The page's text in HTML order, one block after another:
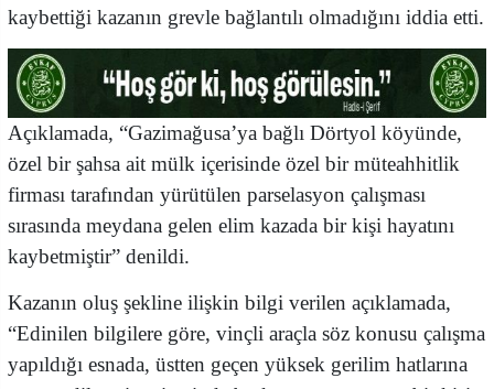
kaybettiği kazanın grevle bağlantılı olmadığını iddia etti.
Açıklamada, “Gazimağusa’ya bağlı Dörtyol köyünde,
özel bir şahsa ait mülk içerisinde özel bir müteahhitlik
firması tarafından yürütülen parselasyon çalışması
sırasında meydana gelen elim kazada bir kişi hayatını
kaybetmiştir” denildi.
Kazanın oluş şekline ilişkin bilgi verilen açıklamada,
“Edinilen bilgilere göre, vinçli araçla söz konusu çalışma
yapıldığı esnada, üstten geçen yüksek gerilim hatlarına